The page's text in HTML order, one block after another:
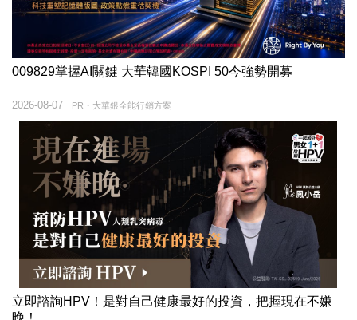
009829掌握AI關鍵 大華韓國KOSPI 50今強勢開募
PR・大華銀全能行銷方案
2026-08-07
立即諮詢HPV！是對自己健康最好的投資，把握現在不嫌